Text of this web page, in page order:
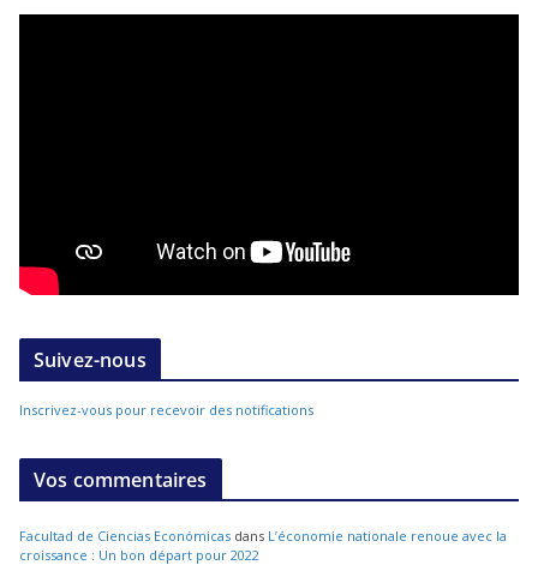
Suivez-nous
Inscrivez-vous pour recevoir des notifications
Vos commentaires
Facultad de Ciencias Económicas dans L’économie nationale renoue avec la
croissance : Un bon départ pour 2022